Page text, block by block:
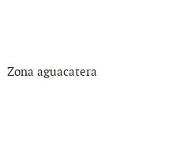
Zona aguacatera